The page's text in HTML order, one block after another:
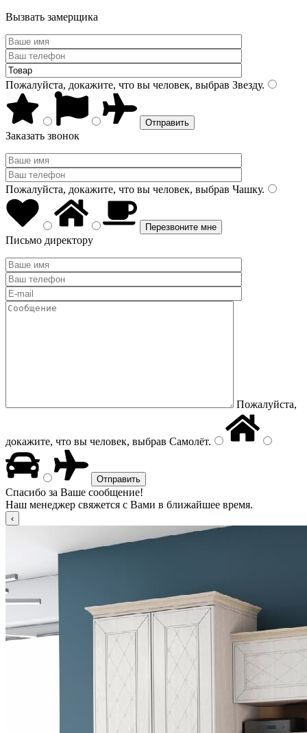
Вызвать замерщика
Пожалуйста, докажите, что вы человек, выбрав Звезду.
Заказать звонок
Пожалуйста, докажите, что вы человек, выбрав Чашку.
Письмо директору
Пожалуйста,
докажите, что вы человек, выбрав Самолёт.
Спасибо за Ваше сообщение!
Наш менеджер свяжется с Вами в ближайшее время.